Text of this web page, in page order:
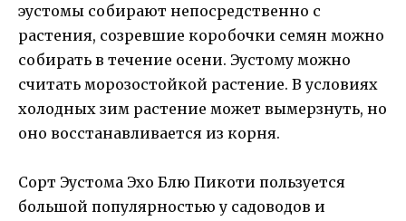
эустомы собирают непосредственно с
растения, созревшие коробочки семян можно
собирать в течение осени. Эустому можно
считать морозостойкой растение. В условиях
холодных зим растение может вымерзнуть, но
оно восстанавливается из корня.
Сорт Эустома Эхо Блю Пикоти пользуется
большой популярностью у садоводов и